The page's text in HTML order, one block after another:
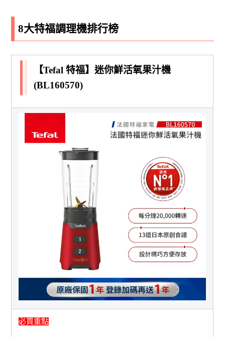
8大特福調理機排行榜
【Tefal 特福】迷你鮮活氧果汁機
(BL160570)
必買重點